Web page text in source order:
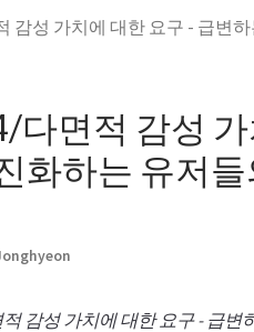
감성 가치에 대한 요구 - 급변
다면적 감성
화하는 유저
감성 가치에 대한 요구 - 급